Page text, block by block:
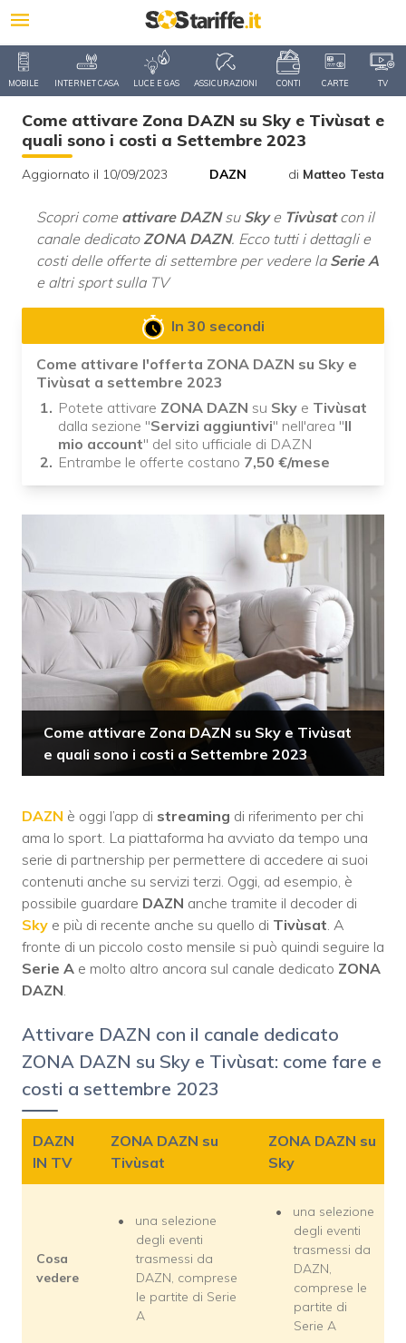
MOBILE INTERNET CASA LUCE E GAS ASSICURAZIONI CONTI CARTE TV
Come attivare Zona DAZN su Sky e Tivùsat e
quali sono i costi a Settembre 2023
Aggiornato il 10/09/2023 DAZN di Matteo Testa
Scopri come attivare DAZNsuSkye Tivùsatcon il
canale dedicato ZONA DAZN. Ecco tutti i dettagli e
costi delle offerte di settembre per vedere la Serie A
e altri sport sulla TV
In 30 secondi
Come attivare l'offerta ZONA DAZN su Sky e
Tivùsat a settembre 2023
Potete attivare ZONA DAZN su Sky e Tivùsat
dalla sezione "Servizi aggiuntivi" nell'area "Il
mio account" del sito ufficiale di DAZN
Entrambe le offerte costano 7,50 €/mese
Come attivare Zona DAZN su Sky e Tivùsat
e quali sono i costi a Settembre 2023
DAZN è oggi l’app di streaming di riferimento per chi
ama lo sport. La piattaforma ha avviato da tempo una
serie di partnership per permettere di accedere ai suoi
contenuti anche su servizi terzi. Oggi, ad esempio, è
possibile guardare DAZN anche tramite il decoder di
Sky e più di recente anche su quello di Tivùsat. A
fronte di un piccolo costo mensile si può quindi seguire la
Serie A e molto altro ancora sul canale dedicato ZONA
DAZN.
Attivare DAZN con il canale dedicato
ZONA DAZN su Sky e Tivùsat: come fare e
costi a settembre 2023
DAZN
IN TV
ZONA DAZN su
Tivùsat
ZONA DAZN su
Sky
Cosa
vedere
una selezione
degli eventi
trasmessi da
DAZN, comprese
le partite di Serie
A
una selezione
degli eventi
trasmessi da
DAZN,
comprese le
partite di
Serie A